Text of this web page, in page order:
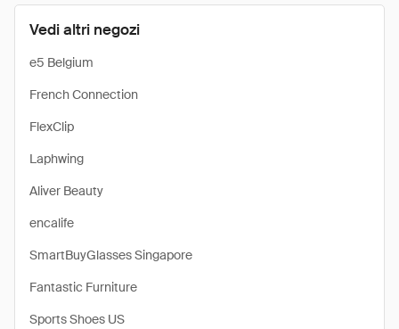
Vedi altri negozi
e5 Belgium
French Connection
FlexClip
Laphwing
Aliver Beauty
encalife
SmartBuyGlasses Singapore
Fantastic Furniture
Sports Shoes US